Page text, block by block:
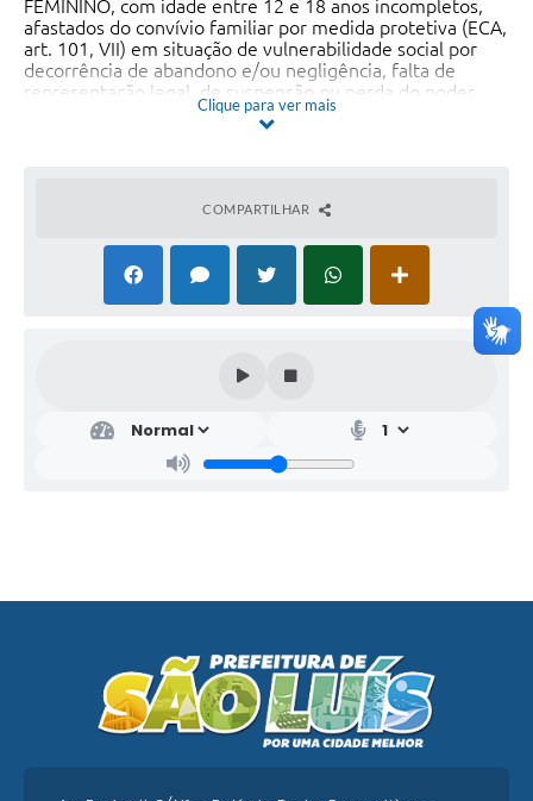
FEMININO, com idade entre 12 e 18 anos incompletos,
afastados do convívio familiar por medida protetiva (ECA,
art. 101, VII) em situação de vulnerabilidade social por
decorrência de abandono e/ou negligência, falta de
representação legal, de suspensão ou perda do poder
familiar pelos pais, do Município de São Luís-MA.Órgão:
Clique para ver mais
COMPARTILHAR